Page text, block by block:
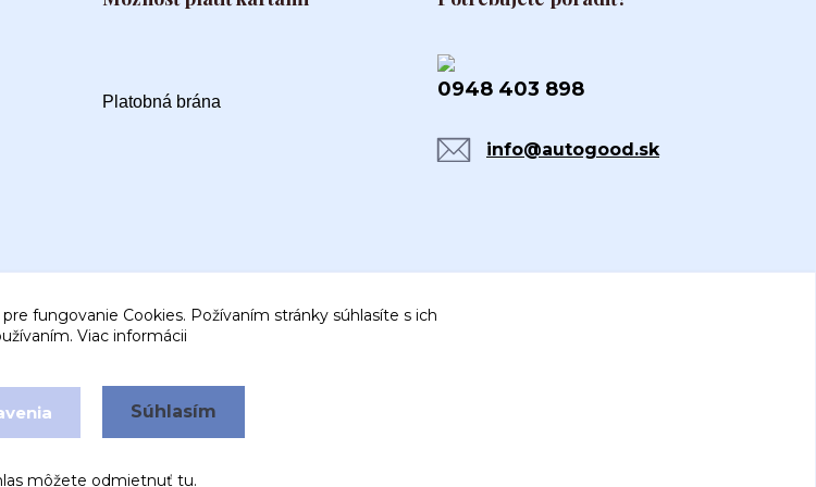
Platobná brána
0948 403 898
info@autogood.sk
fungovanie Cookies. Požívaním stránky súhlasíte s ich
Viac informácii
Súhlasím
môžete odmietnuť tu.